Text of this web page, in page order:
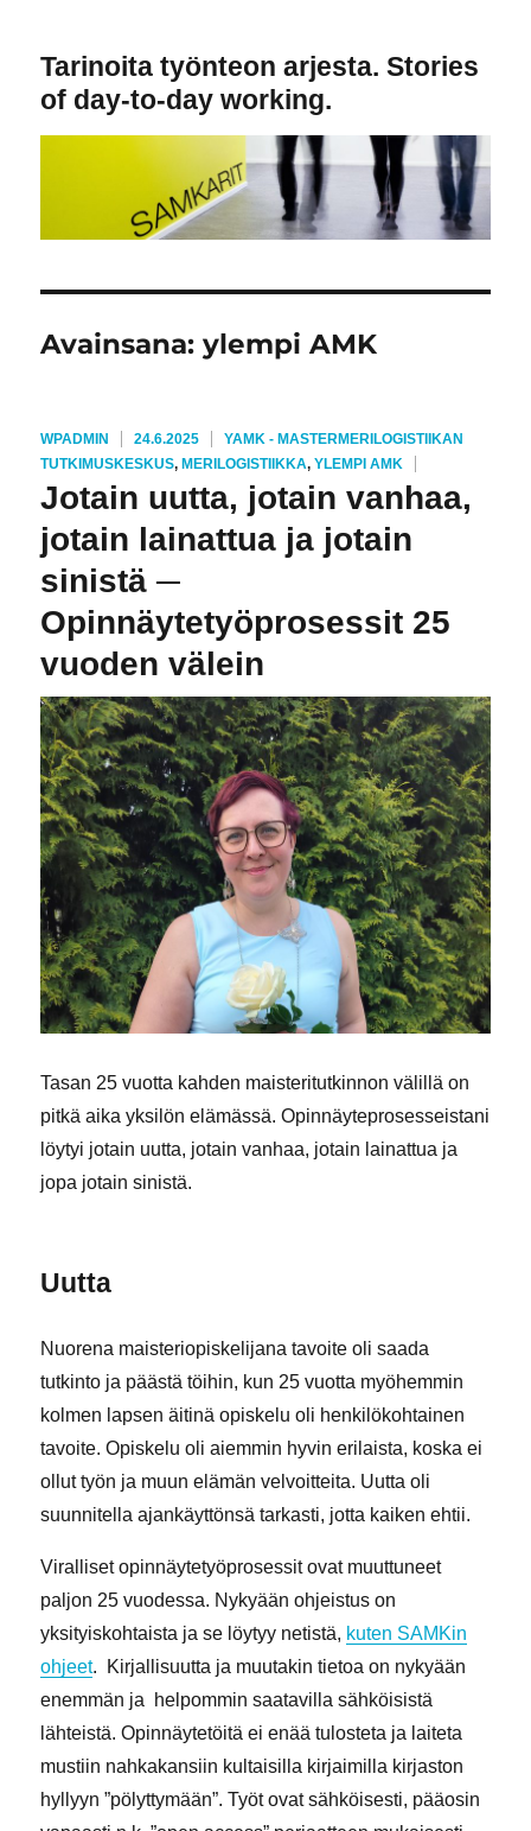
Tarinoita työnteon arjesta. Stories
of day-to-day working.
Avainsana:ylempi AMK
KIRJOITTAJA
WPADMIN JULKAISTU
24.6.2025 KATEGORIAT
YAMK - MASTERAVAINSANAT
MERILOGISTIIKAN
TUTKIMUSKESKUS, MERILOGISTIIKKA,YLEMPI AMK
Jotain uutta, jotain vanhaa,
jotain lainattua ja jotain
sinistä ─
Opinnäytetyöprosessit 25
vuoden välein
Tasan 25 vuotta kahden maisteritutkinnon välillä on
pitkä aika yksilön elämässä. Opinnäyteprosesseistani
löytyi jotain uutta, jotain vanhaa, jotain lainattua ja
jopa jotain sinistä.
Uutta
Nuorena maisteriopiskelijana tavoite oli saada
tutkinto ja päästä töihin, kun 25 vuotta myöhemmin
kolmen lapsen äitinä opiskelu oli henkilökohtainen
tavoite. Opiskelu oli aiemmin hyvin erilaista, koska ei
ollut työn ja muun elämän velvoitteita. Uutta oli
suunnitella ajankäyttönsä tarkasti, jotta kaiken ehtii.
Viralliset opinnäytetyöprosessit ovat muuttuneet
paljon 25 vuodessa. Nykyään ohjeistus on
yksityiskohtaista ja se löytyy netistä, kuten SAMKin
ohjeet. Kirjallisuutta ja muutakin tietoa on nykyään
enemmän ja helpommin saatavilla sähköisistä
lähteistä. Opinnäytetöitä ei enää tulosteta ja laiteta
mustiin nahkakansiin kultaisilla kirjaimilla kirjaston
hyllyyn ”pölyttymään”. Työt ovat sähköisesti, pääosin